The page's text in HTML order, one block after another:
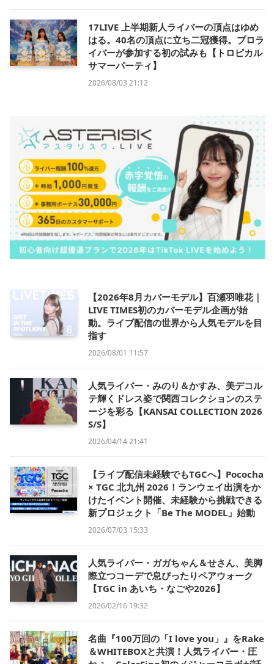
17LIVE 上半期新人ライバーの頂点はゆめ
はる。40名の頂点に立ち二冠獲得。プロラ
イバーが参加する初の試みも【トロピカル
サマーパーティ】
2026/08/03 21:12
【2026年8月カバーモデル】百瀬羽唯花｜
LIVE TIMES初のカバーモデル企画が始
動。ライブ配信の世界から人気モデルを目
指す
2026/08/01 11:57
人気ライバー・みのり＆かすみ、美デコル
テ輝くドレス姿で関西コレクションのステ
ージを彩る【KANSAI COLLECTION 2026
S/S】
2026/04/14 21:41
【ライブ配信未経験でもTGCへ】Pococha
× TGC 北九州 2026！ランウェイ出演をか
けたイベント開催、未経験から挑戦できる
新プロジェクト「Be The MODEL」始動
2026/07/03 15:33
人気ライバー・ガガちゃん＆せさん、美脚
際立つコーデで息ぴったりペアウォーク
【TGC in あいち・なごや2026】
2026/02/16 19:32
名曲『100万回の「I love you」』をRake
＆WHITEBOXと共演！人気ライバー・圧